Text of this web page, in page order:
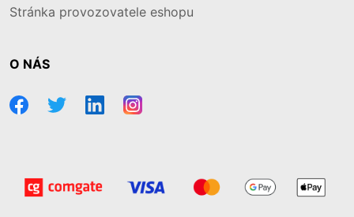
Stránka provozovatele eshopu
O NÁS